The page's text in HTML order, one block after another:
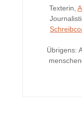
Texterin,
Übrigens: